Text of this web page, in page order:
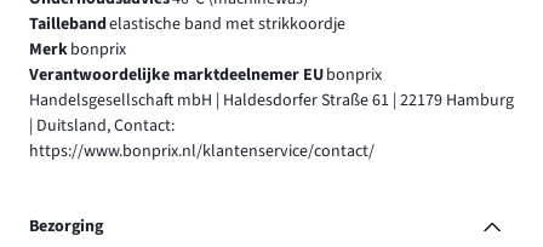
Taillebandelastische band met strikkoordje
Merkbonprix
Verantwoordelijke marktdeelnemer EUbonprix
Handelsgesellschaft mbH | Haldesdorfer Straße 61 | 22179 Hamburg
| Duitsland, Contact:
https://www.bonprix.nl/klantenservice/contact/
Bezorging